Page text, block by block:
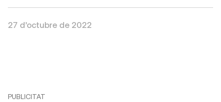
27 d’octubre de 2022
PUBLICITAT